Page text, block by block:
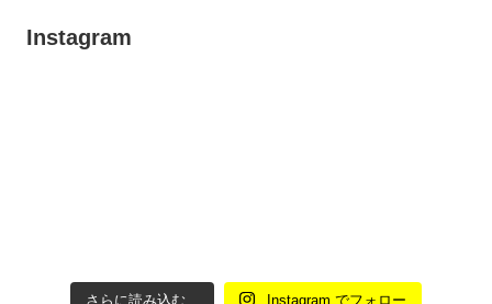
Instagram
さらに読み込む... Instagram でフォロー